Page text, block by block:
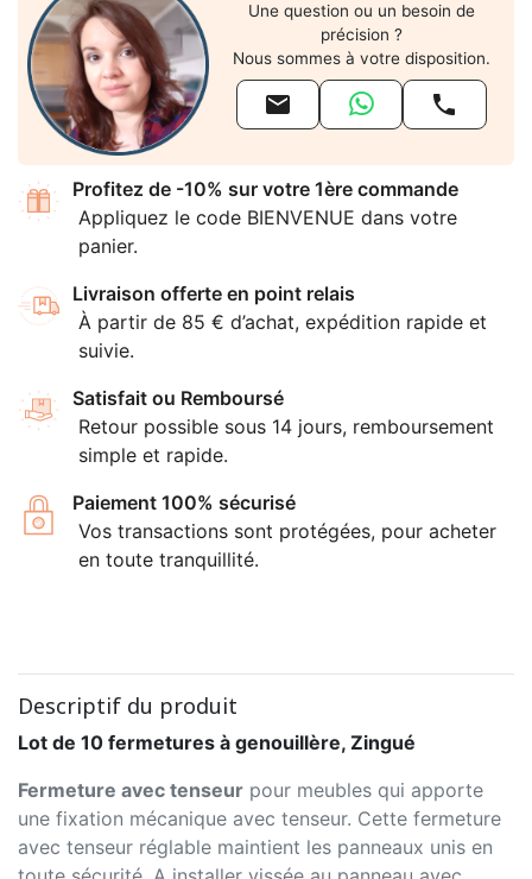
Une question ou un besoin de
précision ?
Nous sommes à votre disposition.
 
Profitez de -10% sur votre 1ère commande
Appliquez le code BIENVENUE dans votre
panier.
Livraison offerte en point relais
À partir de 85 € d’achat, expédition rapide et
suivie.
Satisfait ou Remboursé
Retour possible sous 14 jours, remboursement
simple et rapide.
Paiement 100% sécurisé
Vos transactions sont protégées, pour acheter
en toute tranquillité.
Descriptif du produit
Lot de 10 fermetures à genouillère, Zingué
Fermeture avec tenseur pour meubles qui apporte
une fixation mécanique avec tenseur. Cette fermeture
avec tenseur réglable maintient les panneaux unis en